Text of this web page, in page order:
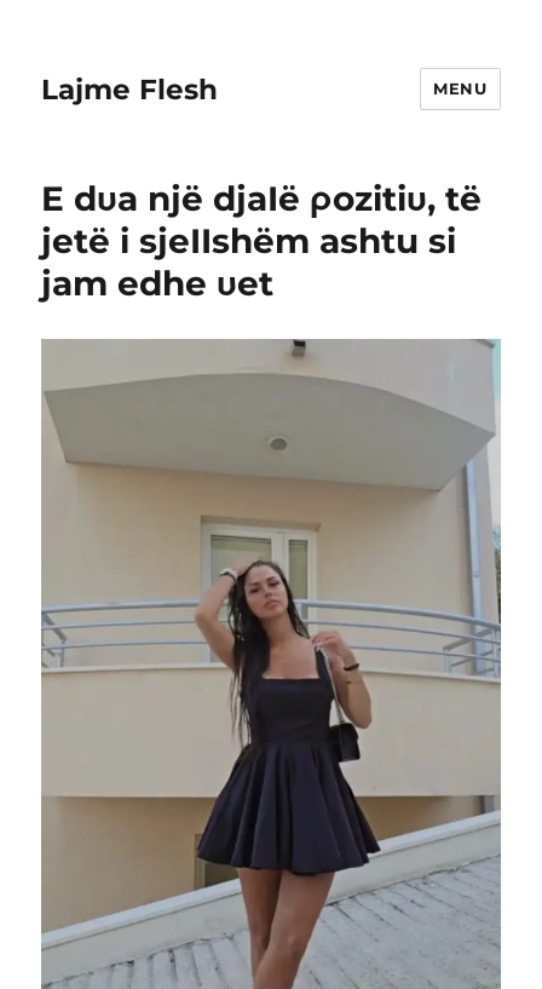
Lajme Flesh MENU
E dυa një djaIë ρozitiυ, të
jetë i sjeIIshëm ashtu si
jam edhe υet